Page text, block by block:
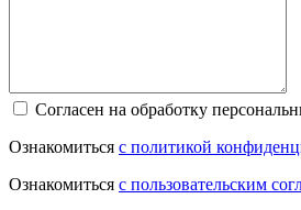
Согласен на обработку
Ознакомиться с политикой
Ознакомиться с пользовательским